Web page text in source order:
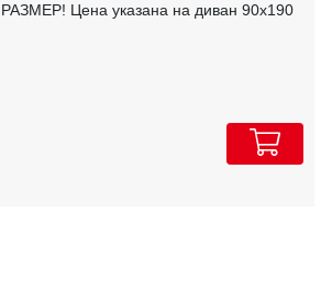
Цена указана на диван 90х190